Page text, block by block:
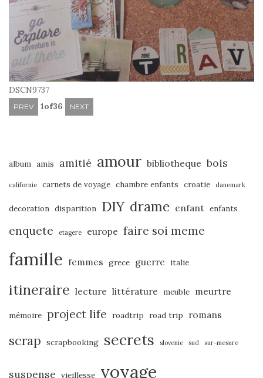
DSCN9737
PREV 1of36 NEXT
album amis amitié amour bibliotheque bois
californie carnets de voyage chambre enfants croatie danemark
decoration disparition DIY drame enfant enfants
enquete etagere europe faire soi meme
famille femmes grece guerre italie
itineraire lecture littérature meuble meurtre
mémoire project life roadtrip road trip romans
scrap scrapbooking secrets slovenie sud sur-mesure
suspense vieillesse voyage